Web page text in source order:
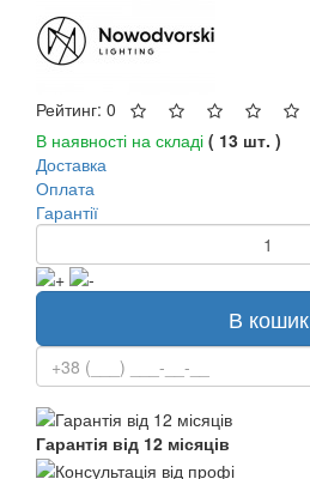
Рейтинг: 0
В наявності на складі ( 13 шт. )
Доставка
Оплата
Гарантії
В кошик
Гарантія від 12 місяців